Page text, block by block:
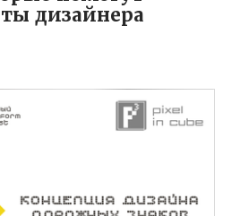
дизайнера